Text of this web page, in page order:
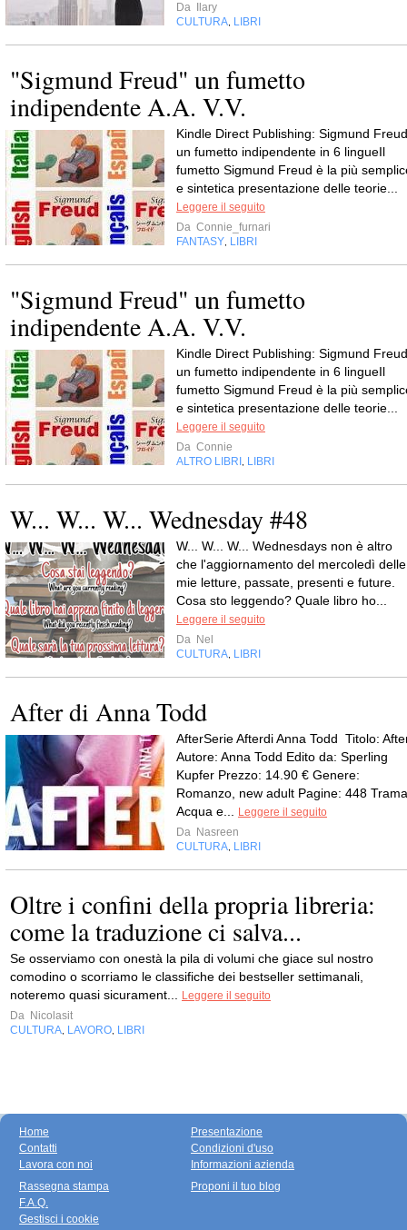
Da
Ilary
CULTURA LIBRI
"Sigmund Freud" un fumetto
indipendente A.A. V.V.
Kindle Direct Publishing: Sigmund
un fumetto indipendente in 6 lingueIl
fumetto Sigmund Freud è la più
e sintetica presentazione delle teorie...
Leggere il seguito
Da Connie_furnari
FANTASY LIBRI
"Sigmund Freud" un fumetto
indipendente A.A. V.V.
Kindle Direct Publishing: Sigmund
un fumetto indipendente in 6 lingueIl
fumetto Sigmund Freud è la più
e sintetica presentazione delle teorie...
Leggere il seguito
Da Connie
ALTRO LIBRI
LIBRI
W... W... W... Wednesday #48
W... W... W... Wednesdays non è altro
che l'aggiornamento del mercoledì delle
mie letture, passate, presenti e future.
Cosa sto leggendo? Quale libro ho...
Leggere il seguito
Da Nel
CULTURA LIBRI
After di Anna Todd
AfterSerie Afterdi Anna Todd Titolo:
Autore: Anna Todd Edito da: Sperling
Kupfer Prezzo: 14.90 € Genere:
Romanzo, new adult Pagine: 448
Acqua e...
Leggere il seguito
Da Nasreen
CULTURA LIBRI
Oltre i confini della propria libreria:
come la traduzione ci salva...
Se osserviamo con onestà la pila di volumi che giace sul nostro
comodino o scorriamo le classifiche dei bestseller settimanali,
noteremo quasi sicurament...
Leggere il seguito
Da Nicolasit
CULTURA LAVORO LIBRI
Home
Contatti
Lavora con noi
Presentazione
Condizioni d'uso
Informazioni azienda
Rassegna stampa
F.A.Q.
Gestisci i cookie
Proponi il tuo blog